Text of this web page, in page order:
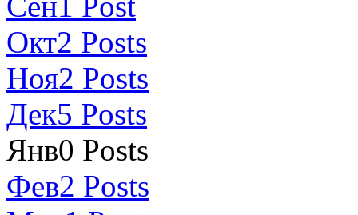
Окт2 Posts
Ноя2 Posts
Дек5 Posts
Янв0 Posts
Фев2 Posts